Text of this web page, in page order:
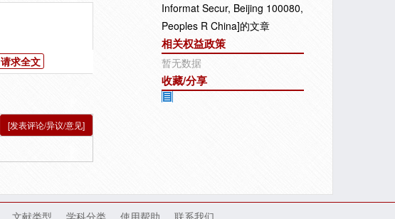
请求全文
Informat Secur, Beijing 100080,
Peoples R China]的文章
相关权益政策
暂无数据
收藏/分享
[发表评论/异议/意见]
文献类型 学科分类 使用帮助 联系我们